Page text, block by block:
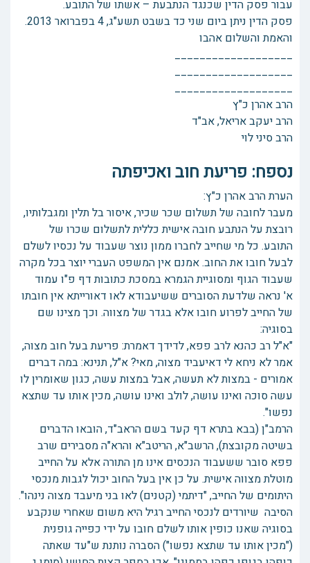
עבור פסק הדין שכנגד הנתבעת – אשתו של התובע.
פסק הדין ניתן ביום שני כד בשבט תשע"ג, 4 בפברואר 2013.
והאמת והשלום אהבו
___________________
___________________
___________________
הרב אהרן כ"ץ
הרב יעקב אריאל, אב"ד
הרב סיני לוי
נספח: פריעת חוב ואכיפתה
הערת הרב אהרן כ"ץ:
מעבר לחובה של תשלום שכר שכיר, איסור בל תלין ומגבלותיו,
רובצת על הנתבע חובה אישית כללית לתשלום שכרו של
התובע. כל מי שחייב לחברו ממון נוצר שעבוד על נכסיו לשלם
לבעל חובו את החוב. אמנם אין המשפט העברי יוצר בכל מקרה
שעבוד הגוף ומסוגיית הגמרא במסכת כתובות דף פ"ו עמוד
א' נראה שלדעת הסוברים ששיעבודא לאו דאורייתא אין חובתו
של החייב לפרוע חובו אלא בגדר של מצווה. וכך מצינו שם
בסוגיה:
"א"ל רב כהנא לרב פפא, לדידך דאמרת: פריעת בעל חוב מצוה,
אמר לא ניחא לי דאיעביד מצוה, מאי? א"ל, תנינא: במה דברים
אמורים - במצות לא תעשה, אבל במצות עשה, כגון שאומרין לו
עשה סוכה ואינו עושה, לולב ואינו עושה, מכין אותו עד שתצא
נפשו".
הרמב"ן (בבא בתרא דף קעד בשם הראב"ד, הובאו הדברים
בשיטה מקובצת), הרשב"א, הריטב"א והרא"ה מסבירים שרב
פפא סובר ששעבוד הנכסים אינו מן התורה אלא על החייב
מוטלת מצווה אישית. על כן אין בעל החוב יכול לגבות מנכסי
היתומים של החייב, "דיתמי (קטנים) לאו בני מיעבד מצוה נינהו".
הסיבה שיורדים לנכסי החייב רגיל היא משום שאחרי שנקבע
בסוגיה שאנו כופין אותו לשלם חובו על ידי כפייה גופנית
("מכין אותו עד שתצא נפשו") הסברה נותנת ש"עד שאתה